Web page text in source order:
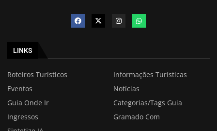
LINKS
Roteiros Turísticos
Informações Turísticas
Eventos
Notícias
Guia Onde Ir
Categorias/Tags Guia
Ingressos
Gramado Com